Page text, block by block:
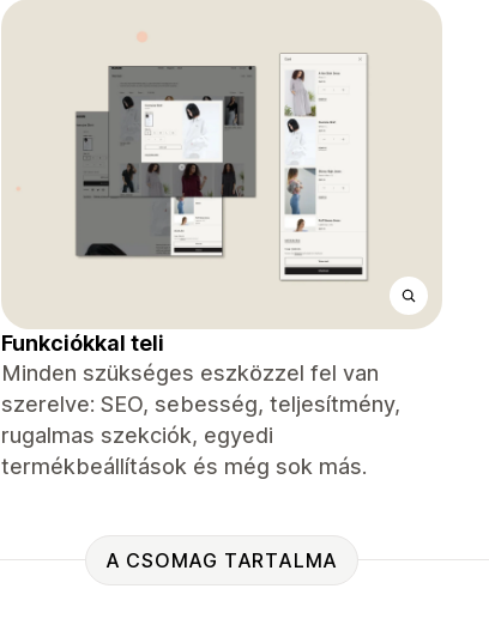
Funkciókkal teli
Minden szükséges eszközzel fel van
szerelve: SEO, sebesség, teljesítmény,
rugalmas szekciók, egyedi
termékbeállítások és még sok más.
A CSOMAG TARTALMA